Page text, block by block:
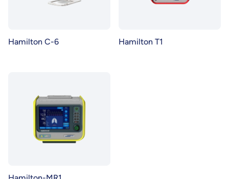
Hamilton C-6 Hamilton T1